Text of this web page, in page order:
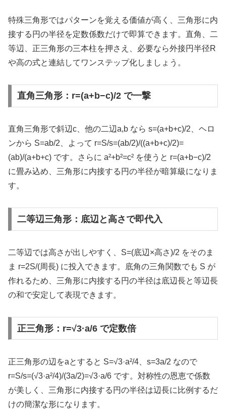
特殊三角形ではパターンを覚える価値が高く、三角形に内
接する円の半径を定数係数だけで即算できます。直角、二
等辺、正三角形の三本柱を押さえ、必要なら外接円半径R
や高の式と連結してワンステップ化しましょう。
直角三角形：r=(a+b−c)/2 で一撃
直角三角形で斜辺c、他の二辺a,b なら s=(a+b+c)/2、ヘロ
ンから S=ab/2、よって r=S/s=(ab/2)/((a+b+c)/2)=
(ab)/(a+b+c) です。さらに a²+b²=c² を使うと r=(a+b−c)/2
に畳み込め、三角形に内接する円の半径が暗算級になりま
す。
二等辺三角形：底辺と高さで即代入
二等辺では高さが出しやすく、S=(底辺×高さ)/2 をそのま
ま r=2S/(周長) に投入できます。底角の三角関数でも S が
作れるため、三角形に内接する円の半径は底辺長と等辺長
の和で安定して表現できます。
正三角形：r=√3·a/6 で定数倍
正三角形の辺をaとすると S=√3·a²/4、s=3a/2 なので
r=S/s=(√3·a²/4)/(3a/2)=√3·a/6 です。対称性の恩恵で係数
が美しく、三角形に内接する円の半径は辺長に比例するだ
けの簡潔な形になります。